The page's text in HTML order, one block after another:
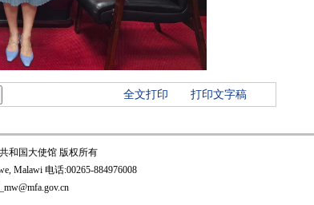
全文打印 打印文字稿
和国大使馆 版权所有
Malawi 电话:00265-884976008